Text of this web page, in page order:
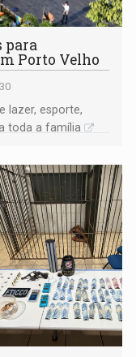
para
Porto Velho
lazer, esporte,
toda a família